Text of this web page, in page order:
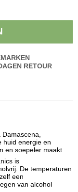
RETOUR
huid energie en
en soepeler maakt.
is
De temperaturen
een
van alcohol